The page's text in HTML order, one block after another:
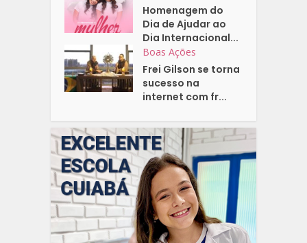
Homenagem do
Dia de Ajudar ao
Dia Internacional...
Boas Ações
Frei Gilson se torna
sucesso na
internet com fr...